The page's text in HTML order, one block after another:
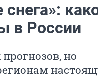
в России
но